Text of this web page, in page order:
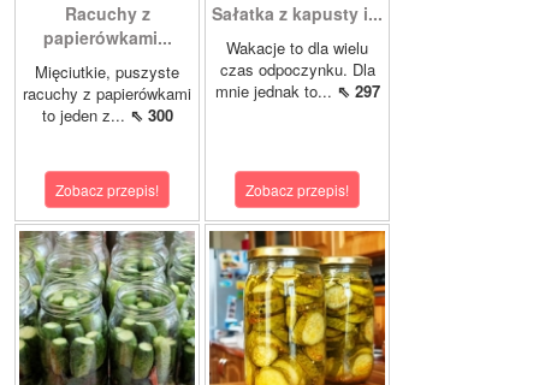
Racuchy z
papierówkami...
Mięciutkie, puszyste
racuchy z papierówkami
to jeden z... ⇖ 300
Zobacz przepis!
Sałatka z kapusty i...
Wakacje to dla wielu
czas odpoczynku. Dla
mnie jednak to... ⇖ 297
Zobacz przepis!